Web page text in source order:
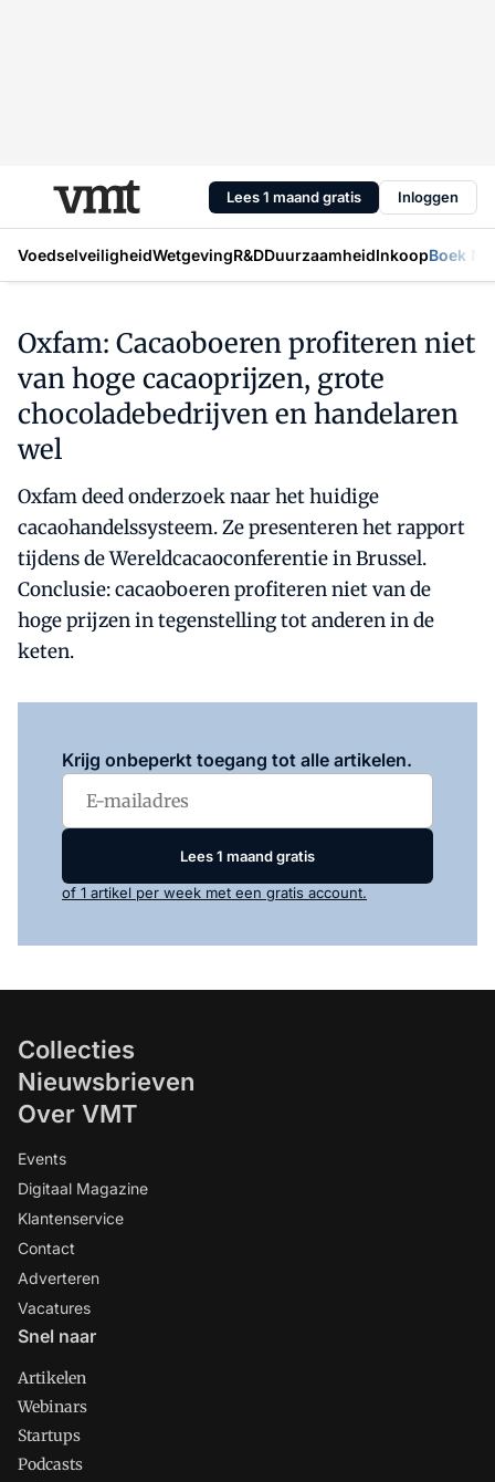
Lees 1 maand gratis Inloggen
VoedselveiligheidWetgevingR&DDuurzaamheidInkoopBoek
Oxfam: Cacaoboeren profiteren niet
van hoge cacaoprijzen, grote
chocoladebedrijven en handelaren
wel
Oxfam deed onderzoek naar het huidige
cacaohandelssysteem. Ze presenteren het rapport
tijdens de Wereldcacaoconferentie in Brussel.
Conclusie: cacaoboeren profiteren niet van de
hoge prijzen in tegenstelling tot anderen in de
keten.
Krijg onbeperkt toegang tot alle artikelen.
Lees 1 maand gratis
of 1 artikel per week met een gratis account.
Collecties
Nieuwsbrieven
Over VMT
Events
Digitaal Magazine
Klantenservice
Contact
Adverteren
Vacatures
Snel naar
Artikelen
Webinars
Startups
Podcasts